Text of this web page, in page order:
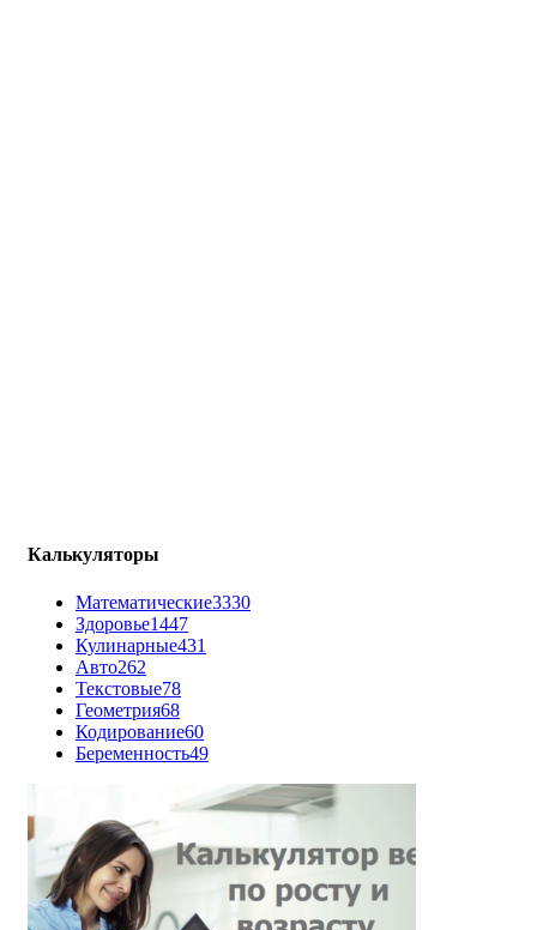
Калькуляторы
Математические3330
Здоровье1447
Кулинарные431
Авто262
Текстовые78
Геометрия68
Кодирование60
Беременность49